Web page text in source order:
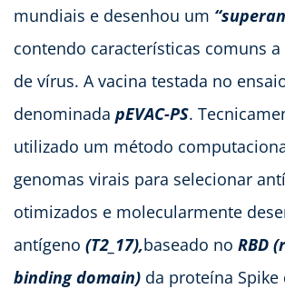
mundiais e desenhou um
contendo características comuns a
de vírus. A vacina testada no
denominada pEVAC-PS.
utilizado um método
genomas virais para selecionar
otimizados e molecularmente
antígeno (T2_17),baseado no RBD
binding domain) da proteína Spike